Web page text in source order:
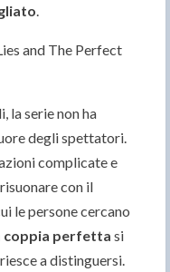
.
la serie non ha
degli spettatori.
complicate e
con il
le persone cercano
coppia perfetta si
a distinguersi.